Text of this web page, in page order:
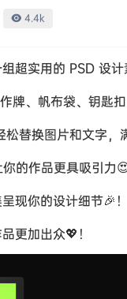
4.4k
超实用的 PSD 设计
牌、帆布袋、钥匙
替换图片和文字，
的作品更具吸引力😍
现你的设计细节🎉！
更加出众💖！